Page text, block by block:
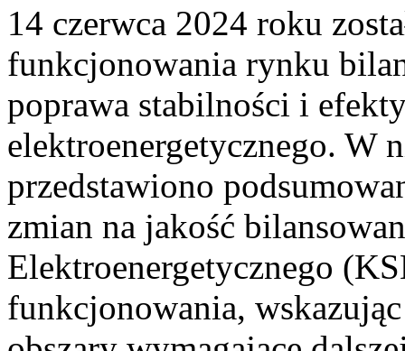
14 czerwca 2024 roku
funkcjonowania rynku
poprawa stabilności i
elektroenergetycznego. W
przedstawiono
zmian na jakość
Elektroenergetycznego
funkcjonowania,